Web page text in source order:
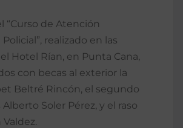
“Curso de Atención
realizado en las
Hotel Rían, en Punta Cana,
con becas al exterior la
Beltré Rincón, el segundo
Soler Pérez, y el raso